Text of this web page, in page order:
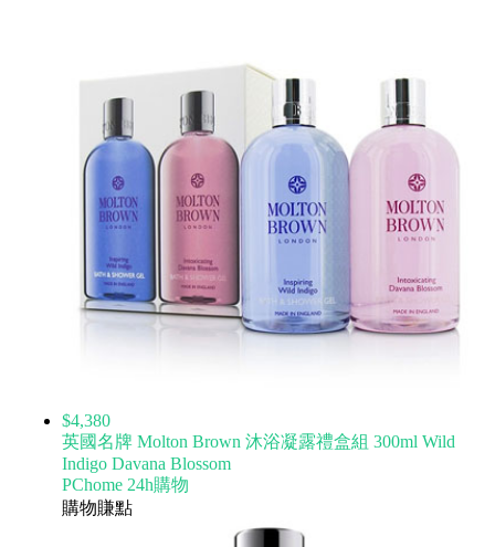
$4,380
英國名牌 Molton Brown 沐浴凝露禮盒組 300ml Wild
Indigo Davana Blossom
PChome 24h購物
購物賺點